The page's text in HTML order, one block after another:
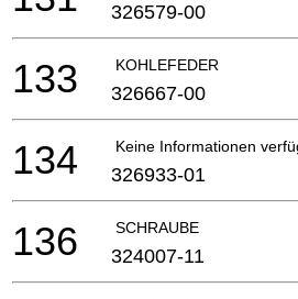
326579-00
KOHLEFEDER
133 326667-00
Keine Informationen
134 326933-01
SCHRAUBE
136 324007-11